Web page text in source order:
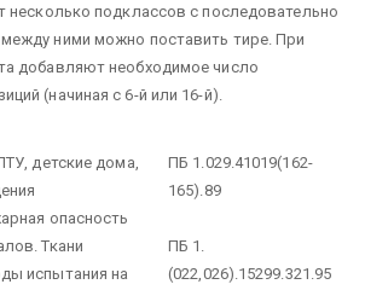
несколько подклассов с последовательно
ними можно поставить тире. При
добавляют необходимое число
(начиная с 6-й или 16-й).
детские дома,
ПБ 1.029.41019(162-
165).89
опасность
Ткани
испытания на
ПБ 1.
(022,026).15299.321.95